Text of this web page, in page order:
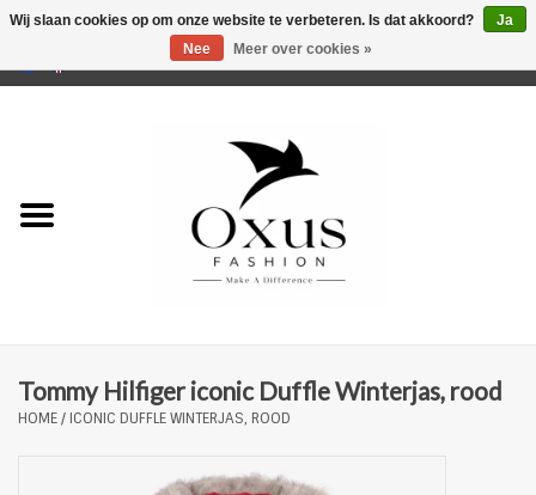
Merken
Tommy Hilfiger iconic Duffle Winterjas, rood
HOME/ ICONIC DUFFLE WINTERJAS, ROOD
Wij slaan cookies op om onze website te verbeteren. Is dat akkoord?
Ja
Nee
Meer over cookies »